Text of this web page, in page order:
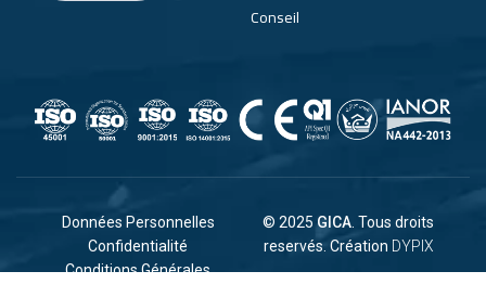
Conseil
© 2025 GICA Tous droits
reservés. Création DYPIX
Données Personnelles
Confidentialité
Conditions Générales